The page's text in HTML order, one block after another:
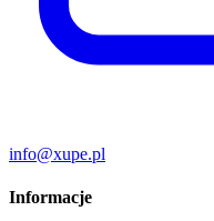
info@xupe.pl
Informacje